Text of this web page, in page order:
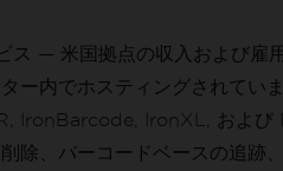
ス — 米国拠点の収入および雇
ー内でホスティングされていま
IronBarcode, IronXL, およ
除、バーコードベースの追跡